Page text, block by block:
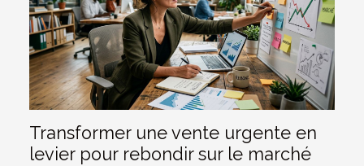
Transformer une vente urgente en
levier pour rebondir sur le marché